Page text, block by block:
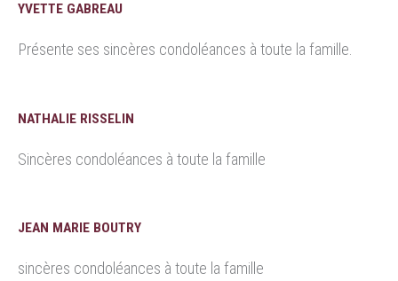
YVETTE GABREAU
Présente ses sincères condoléances à toute la famille.
NATHALIE RISSELIN
Sincères condoléances à toute la famille
JEAN MARIE BOUTRY
sincères condoléances à toute la famille